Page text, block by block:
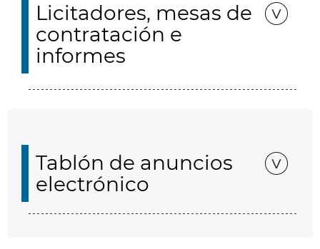
Licitadores, mesas de
contratación e
informes
Tablón de anuncios
electrónico